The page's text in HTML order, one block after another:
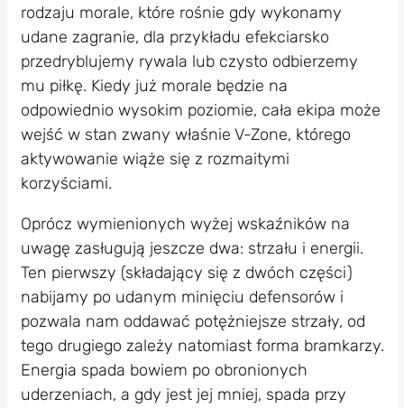
rodzaju morale, które rośnie gdy wykonamy
udane zagranie, dla przykładu efekciarsko
przedryblujemy rywala lub czysto odbierzemy
mu piłkę. Kiedy już morale będzie na
odpowiednio wysokim poziomie, cała ekipa może
wejść w stan zwany właśnie V-Zone, którego
aktywowanie wiąże się z rozmaitymi
korzyściami.
Oprócz wymienionych wyżej wskaźników na
uwagę zasługują jeszcze dwa: strzału i energii.
Ten pierwszy (składający się z dwóch części)
nabijamy po udanym minięciu defensorów i
pozwala nam oddawać potężniejsze strzały, od
tego drugiego zależy natomiast forma bramkarzy.
Energia spada bowiem po obronionych
uderzeniach, a gdy jest jej mniej, spada przy